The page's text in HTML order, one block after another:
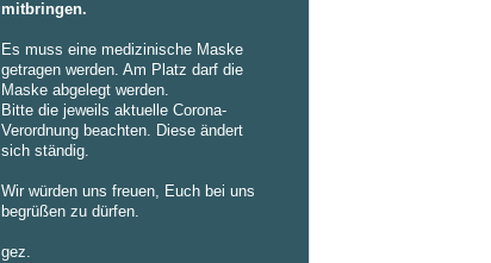
mitbringen.
Es muss eine medizinische Maske
getragen werden. Am Platz darf die
Maske abgelegt werden.
Bitte die jeweils aktuelle Corona-
Verordnung beachten. Diese ändert
sich ständig.
Wir würden uns freuen, Euch bei uns
begrüßen zu dürfen.
gez.